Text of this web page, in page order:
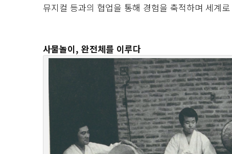
뮤지컬 등과의 협업을 통해 경험을 축적하며 세계
사물놀이, 완전체를 이루다